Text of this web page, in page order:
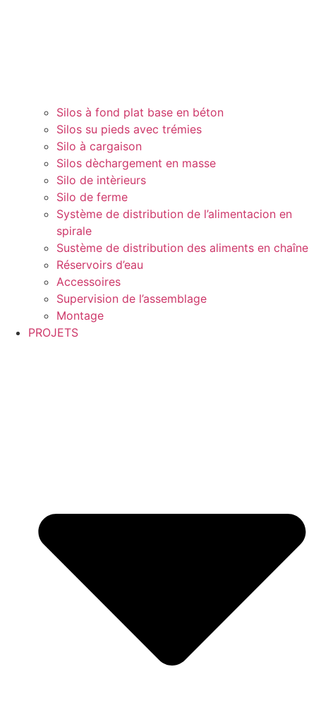
Silos à fond plat base en béton
Silos su pieds avec trémies
Silo à cargaison
Silos dèchargement en masse
Silo de intèrieurs
Silo de ferme
Système de distribution de l’alimentacion en
spirale
Sustème de distribution des aliments en chaîne
Réservoirs d’eau
Accessoires
Supervision de l’assemblage
Montage
PROJETS